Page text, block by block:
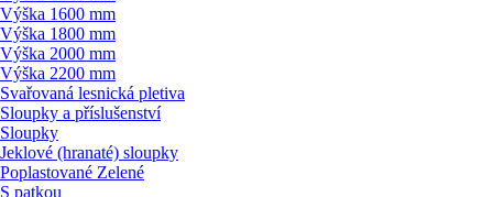
Výška 1600 mm
Výška 1800 mm
Výška 2000 mm
Výška 2200 mm
Svařovaná lesnická pletiva
Sloupky a příslušenství
Sloupky
Jeklové (hranaté) sloupky
Poplastované Zelené
S patkou